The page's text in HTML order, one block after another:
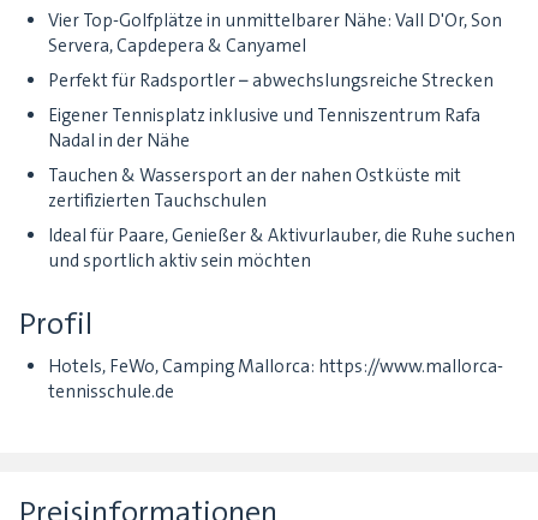
Vier Top-Golfplätze in unmittelbarer Nähe: Vall D'Or, Son
Servera, Capdepera & Canyamel
Perfekt für Radsportler – abwechslungsreiche Strecken
Eigener Tennisplatz inklusive und Tenniszentrum Rafa
Nadal in der Nähe
Tauchen & Wassersport an der nahen Ostküste mit
zertifizierten Tauchschulen
Ideal für Paare, Genießer & Aktivurlauber, die Ruhe suchen
und sportlich aktiv sein möchten
Profil
Hotels, FeWo, Camping Mallorca: https://www.mallorca-
tennisschule.de